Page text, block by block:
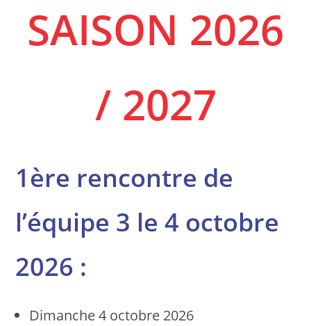
SAISON 2026
/ 2027
1ère rencontre de
l’équipe 3 le 4 octobre
2026 :
Dimanche 4 octobre 2026